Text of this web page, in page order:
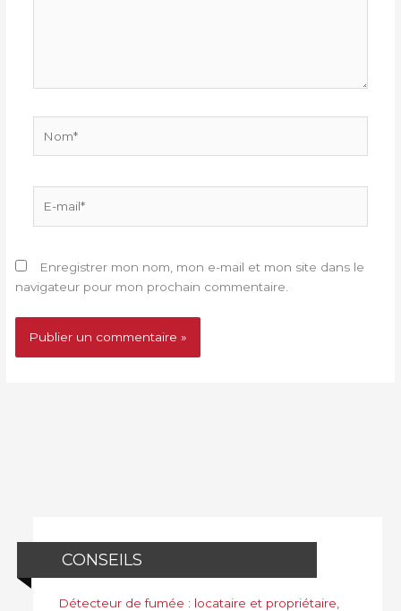
mail*
Enregistrer mon nom, mon e-mail et mon site dans le
navigateur pour mon prochain commentaire.
CONSEILS
Détecteur de fumée : locataire et propriétaire,